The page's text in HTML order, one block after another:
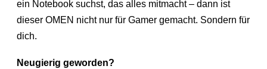
ein Notebook suchst, das alles mitmacht – dann ist
dieser OMEN nicht nur für Gamer gemacht. Sondern für
dich.
Neugierig geworden?